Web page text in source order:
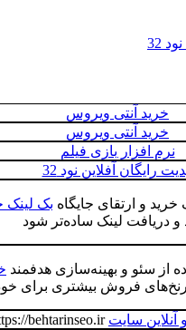
ویروس
ویروس
بازی فیلم
آفلاین نود 32
جایگاهبک لینک خریدتا
لینک ساده‌تر شود
و بهینه‌سازی هدفمندخدمات
بیشتری برای خود ایجاد
PDF https://behtarinseo.ir